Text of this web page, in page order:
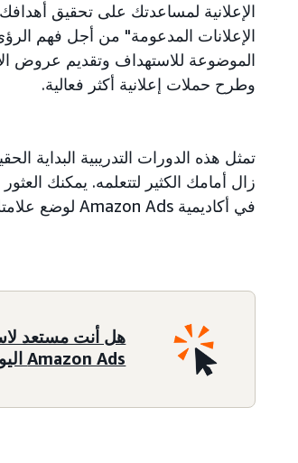
الإعلانية لمساعدتك على تحقيق
الإعلانات المدعومة" من أجل فهم الرؤى
الموضوعة للاستهداف وتقديم عروض
وطرح حملات إعلانية أكثر فعالية.
زال أمامك الكثير لتتعلمه. يمكنك
في أكاديمية Amazon Ads لوضع علامتك التجارية على طريق تحقيق النجاح.
Amazon Ads اليوم